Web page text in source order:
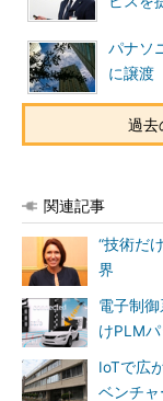
パナソ
に譲渡
過去
関連記事
“技術だ
界
電子制
けPLM
IoTで広
ベンチ